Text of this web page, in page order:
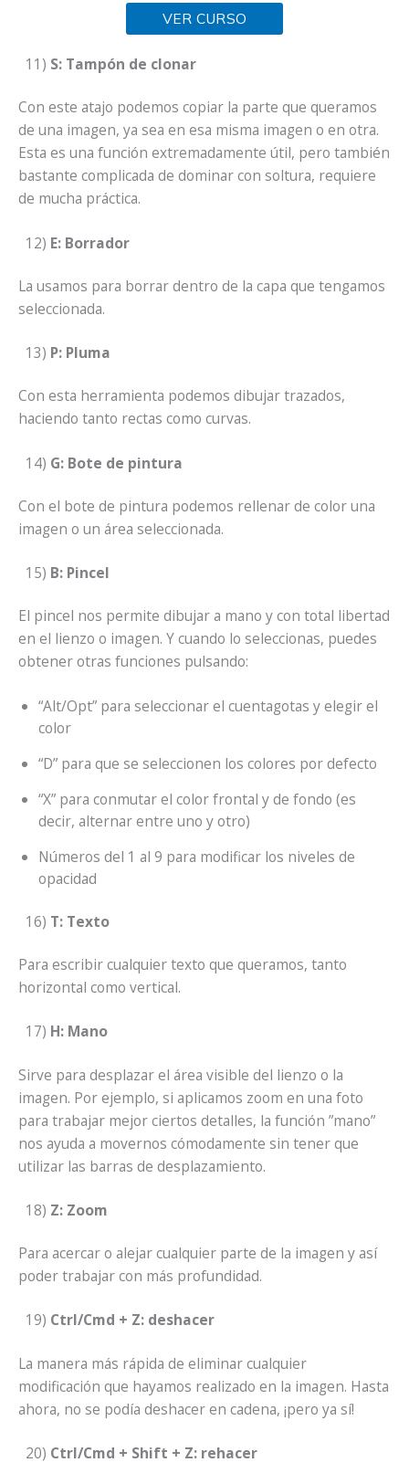
VER CURSO
11) S: Tampón de clonar
Con este atajo podemos copiar la parte que queramos
de una imagen, ya sea en esa misma imagen o en otra.
Esta es una función extremadamente útil, pero también
bastante complicada de dominar con soltura, requiere
de mucha práctica.
12) E: Borrador
La usamos para borrar dentro de la capa que tengamos
seleccionada.
13) P: Pluma
Con esta herramienta podemos dibujar trazados,
haciendo tanto rectas como curvas.
14) G: Bote de pintura
Con el bote de pintura podemos rellenar de color una
imagen o un área seleccionada.
15) B: Pincel
El pincel nos permite dibujar a mano y con total libertad
en el lienzo o imagen. Y cuando lo seleccionas, puedes
obtener otras funciones pulsando:
“Alt/Opt” para seleccionar el cuentagotas y elegir el
color
“D” para que se seleccionen los colores por defecto
“X” para conmutar el color frontal y de fondo (es
decir, alternar entre uno y otro)
Números del 1 al 9 para modificar los niveles de
opacidad
16) T: Texto
Para escribir cualquier texto que queramos, tanto
horizontal como vertical.
17) H: Mano
Sirve para desplazar el área visible del lienzo o la
imagen. Por ejemplo, si aplicamos zoom en una foto
para trabajar mejor ciertos detalles, la función ”mano”
nos ayuda a movernos cómodamente sin tener que
utilizar las barras de desplazamiento.
18) Z: Zoom
Para acercar o alejar cualquier parte de la imagen y así
poder trabajar con más profundidad.
19) Ctrl/Cmd + Z: deshacer
La manera más rápida de eliminar cualquier
modificación que hayamos realizado en la imagen. Hasta
ahora, no se podía deshacer en cadena, ¡pero ya sí!
20) Ctrl/Cmd + Shift + Z: rehacer